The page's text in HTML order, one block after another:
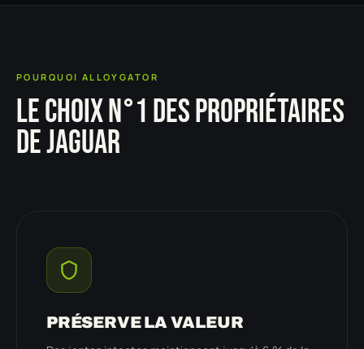
POURQUOI ALLOYGATOR
LE CHOIX N°1 DES PROPRIÉTAIRES
DE JAGUAR
PRÉSERVE LA VALEUR